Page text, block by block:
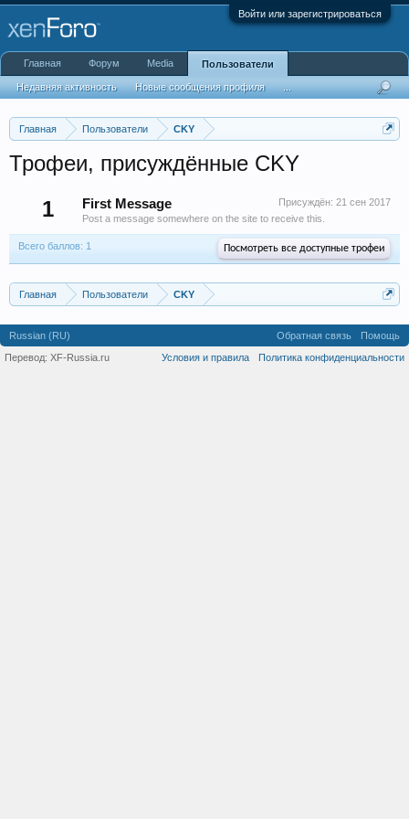
Войти или зарегистрироваться
Главная Пользователи CKY
Трофеи, присуждённые CKY
1
Присуждён: 21 сен 2017
First Message
Post a message somewhere on the site to receive this.
Всего баллов: 1 Посмотреть все доступные трофеи
Главная Пользователи CKY
Главная Форум Media Пользователи
Недавняя активность Новые сообщения профиля
Russian (RU) Обратная связь
Помощь
Условия и правила
Политика конфиденциальности
Перевод: XF-Russia.ru